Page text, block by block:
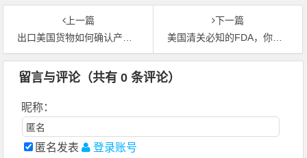
上一篇
出口美国货物如何确认产品的海关编码
下一篇
美国清关必知的FDA，你需要我的帮助吗？
留言与评论（共有0 条评论）
昵称：
匿名发表 登录账号